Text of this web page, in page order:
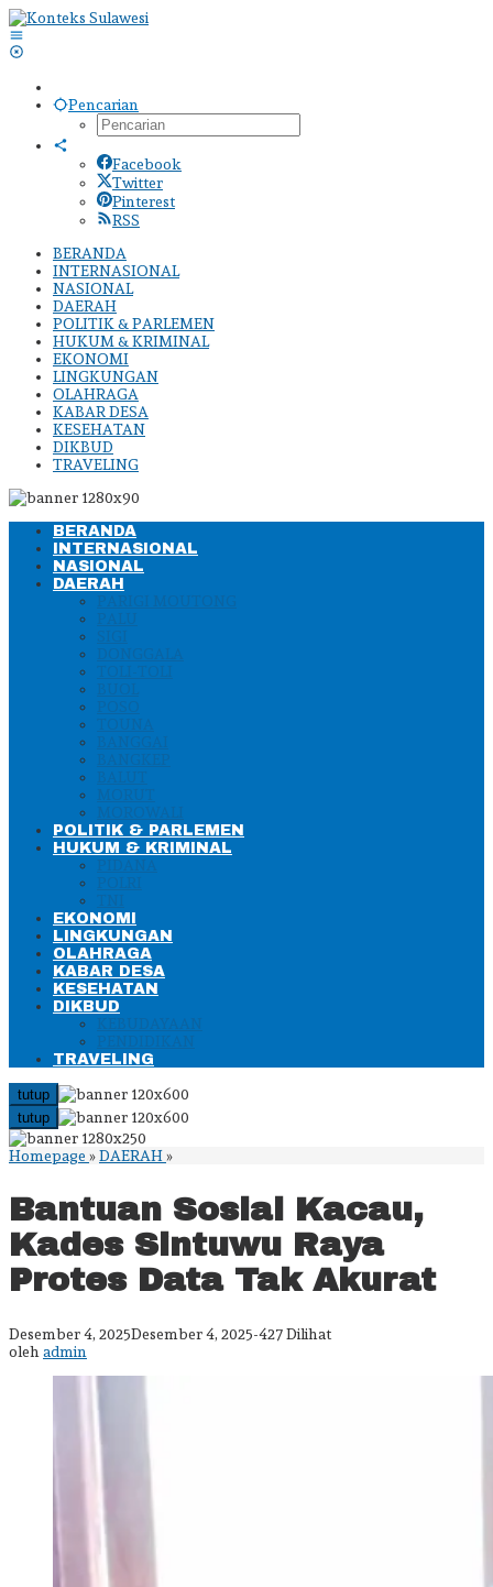
Lewati
ke
konten
Pencarian
Facebook
Twitter
Pinterest
RSS
BERANDA
INTERNASIONAL
NASIONAL
DAERAH
POLITIK & PARLEMEN
HUKUM & KRIMINAL
EKONOMI
LINGKUNGAN
OLAHRAGA
KABAR DESA
KESEHATAN
DIKBUD
TRAVELING
BERANDA
INTERNASIONAL
NASIONAL
DAERAH
PARIGI MOUTONG
PALU
SIGI
DONGGALA
TOLI-TOLI
BUOL
POSO
TOUNA
BANGGAI
BANGKEP
BALUT
MORUT
MOROWALI
POLITIK & PARLEMEN
HUKUM & KRIMINAL
PIDANA
POLRI
TNI
EKONOMI
LINGKUNGAN
OLAHRAGA
KABAR DESA
KESEHATAN
DIKBUD
KEBUDAYAAN
PENDIDIKAN
TRAVELING
tutup
tutup
Homepage »DAERAH»Bantuan
Kades
Sintuwu
Raya
Protes
Data
Tak
Bantuan Sosial Kacau,
Kades Sintuwu Raya
Protes Data Tak Akurat
Desember 4, 2025Desember 4, 2025oleh
-427 Dilihat
oleh admin